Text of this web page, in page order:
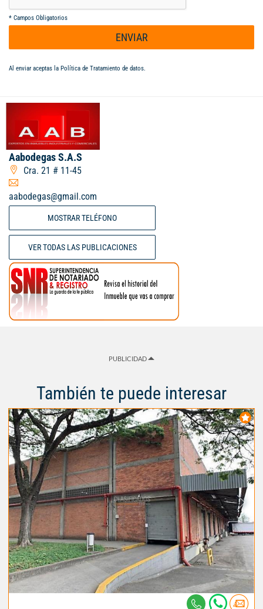
* Campos Obligatorios
ENVIAR
Al enviar aceptas la Política de Tratamiento de datos.
Aabodegas S.A.S
Cra. 21 # 11-45
aabodegas@gmail.com
MOSTRAR TELÉFONO
VER TODAS LAS PUBLICACIONES
PUBLICIDAD
También te puede interesar